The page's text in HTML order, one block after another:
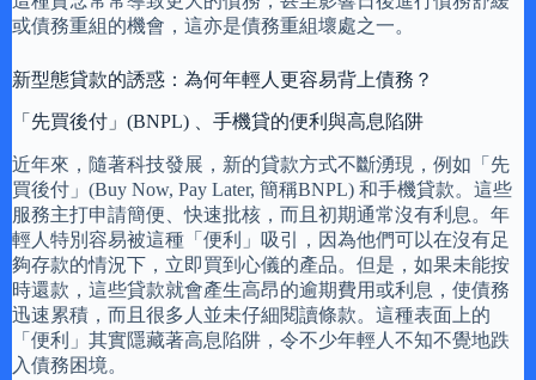
或債務重組的機會，這亦是債務重組壞處之一。
新型態貸款的誘惑：為何年輕人更容易背上債務？
「先買後付」(BNPL) 、手機貸的便利與高息陷阱
近年來，隨著科技發展，新的貸款方式不斷湧現，例如「先
買後付」(Buy Now, Pay Later, 簡稱BNPL) 和手機貸款。這些
服務主打申請簡便、快速批核，而且初期通常沒有利息。年
輕人特別容易被這種「便利」吸引，因為他們可以在沒有足
夠存款的情況下，立即買到心儀的產品。但是，如果未能按
時還款，這些貸款就會產生高昂的逾期費用或利息，使債務
迅速累積，而且很多人並未仔細閱讀條款。這種表面上的
「便利」其實隱藏著高息陷阱，令不少年輕人不知不覺地跌
入債務困境。